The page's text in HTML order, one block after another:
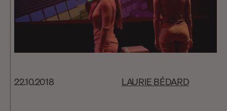
22.10.2018 LAURIE BÉDARD